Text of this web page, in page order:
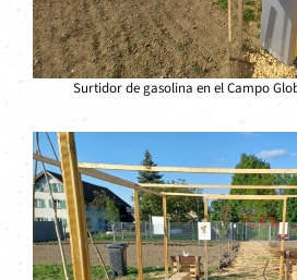
Surtidor de gasolina en el Campo